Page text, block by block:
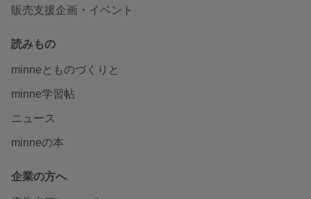
販売支援企画・イベント
読みもの
minneとものづくりと
minne学習帖
ニュース
minneの本
企業の方へ